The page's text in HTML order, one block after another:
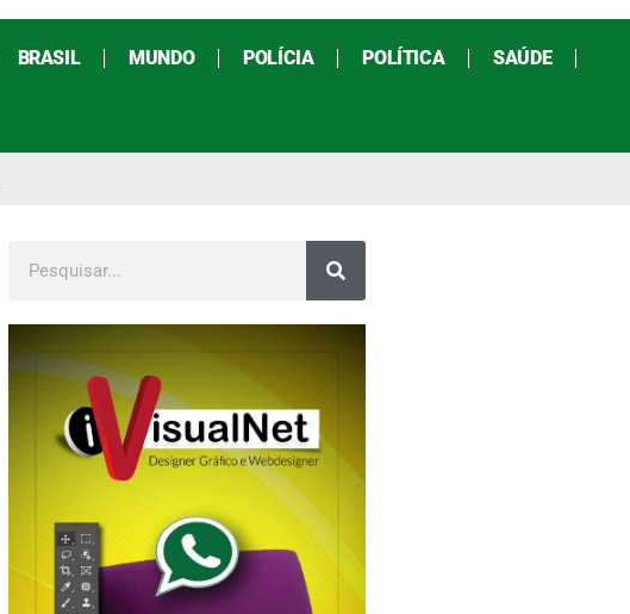
BRASIL MUNDO POLÍCIA POLÍTICA SAÚDE